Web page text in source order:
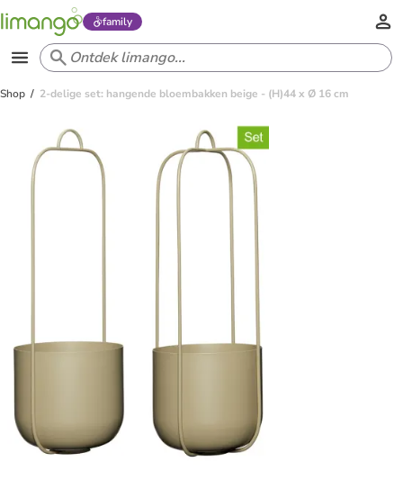
family
Shop 2-delige set: hangende bloembakken beige - (H)44 x Ø 16 cm